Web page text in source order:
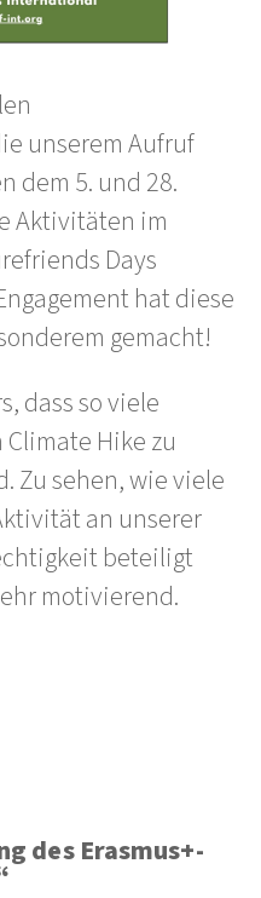
unserem Aufruf
dem 5. und 28.
Aktivitäten im
Days
hat diese
gemacht!
dass so viele
Hike zu
Zu sehen, wie viele
an unserer
beteiligt
motivierend.
des Erasmus+-